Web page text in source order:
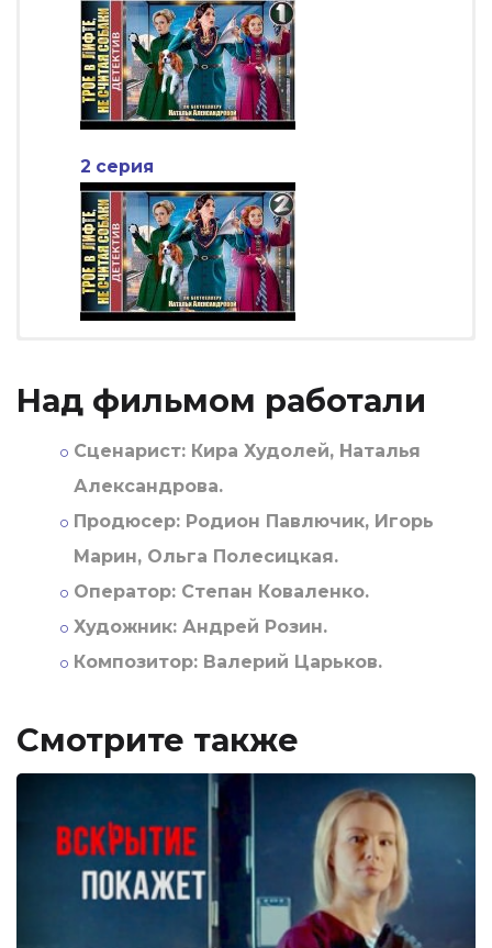
2 серия
Над фильмом работали
Сценарист: Кира Худолей, Наталья
Александрова.
Продюсер: Родион Павлючик, Игорь
Марин, Ольга Полесицкая.
Оператор: Степан Коваленко.
Художник: Андрей Розин.
Композитор: Валерий Царьков.
Смотрите также